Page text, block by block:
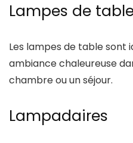
Lampes de
Les lampes de table sont
ambiance chaleureuse
chambre ou un séjour.
Lampadaires